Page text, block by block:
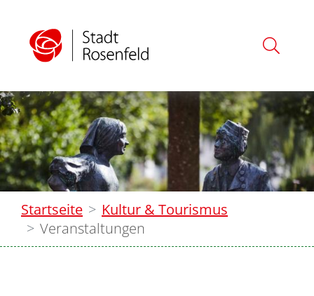
Startseite
Kultur & Tourismus
Veranstaltungen